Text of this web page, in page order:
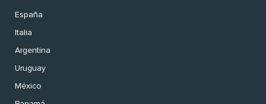
España
Italia
Argentina
Uruguay
México